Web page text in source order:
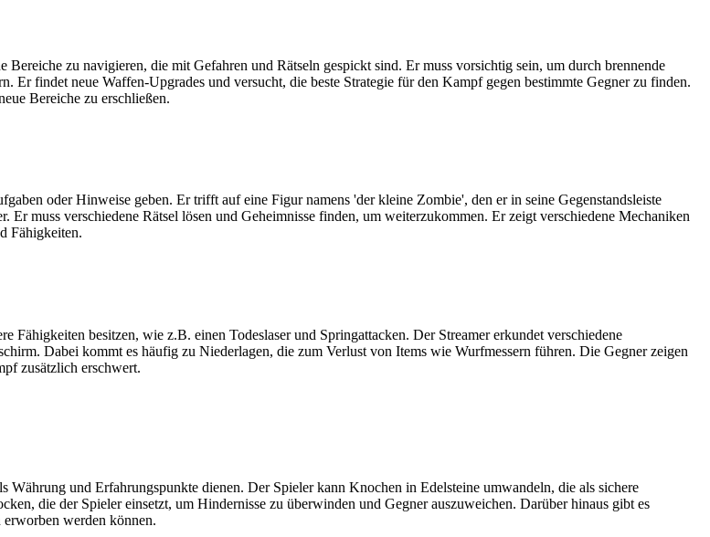
zu navigieren, die mit Gefahren und Rätseln gespickt sind. Er muss vorsichtig sein, um durch brennende
Er findet neue Waffen-Upgrades und versucht, die beste Strategie für den Kampf gegen bestimmte Gegner zu finden.
Bereiche zu erschließen.
oder Hinweise geben. Er trifft auf eine Figur namens 'der kleine Zombie', den er in seine Gegenstandsleiste
muss verschiedene Rätsel lösen und Geheimnisse finden, um weiterzukommen. Er zeigt verschiedene Mechaniken
Fähigkeiten.
Fähigkeiten besitzen, wie z.B. einen Todeslaser und Springattacken. Der Streamer erkundet verschiedene
Dabei kommt es häufig zu Niederlagen, die zum Verlust von Items wie Wurfmessern führen. Die Gegner zeigen
zusätzlich erschwert.
und Erfahrungspunkte dienen. Der Spieler kann Knochen in Edelsteine umwandeln, die als sichere
die der Spieler einsetzt, um Hindernisse zu überwinden und Gegner auszuweichen. Darüber hinaus gibt es
werden können.